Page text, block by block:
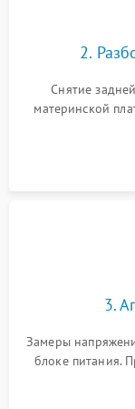
2.
Снятие
материнской
Проверка
3.
Замеры
блоке питания.
помощью